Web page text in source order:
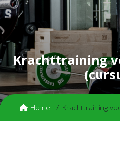
Krachttraining
Home Krachttraining